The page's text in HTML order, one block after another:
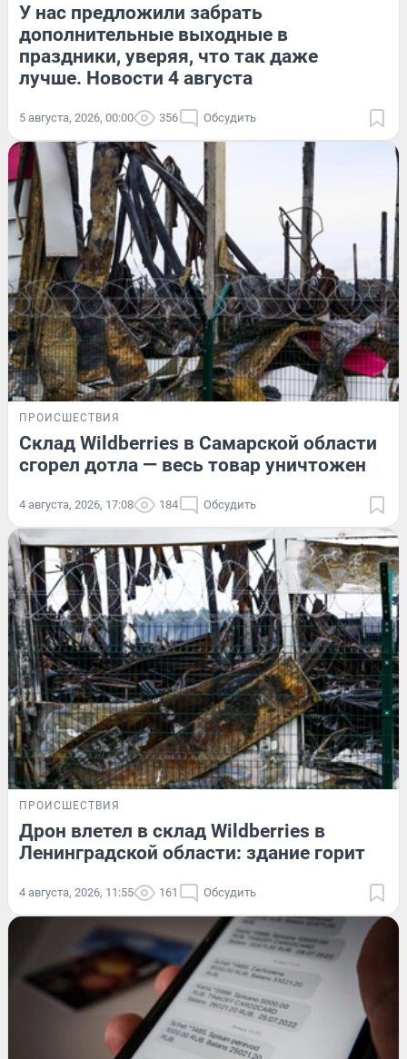
У нас предложили забрать
дополнительные выходные в
праздники, уверяя, что так даже
лучше. Новости 4 августа
5 августа, 2026, 00:00 356 Обсудить
ПРОИСШЕСТВИЯ
Склад Wildberries в Самарской области
сгорел дотла — весь товар уничтожен
4 августа, 2026, 17:08 184 Обсудить
ПРОИСШЕСТВИЯ
Дрон влетел в склад Wildberries в
Ленинградской области: здание горит
4 августа, 2026, 11:55 161 Обсудить